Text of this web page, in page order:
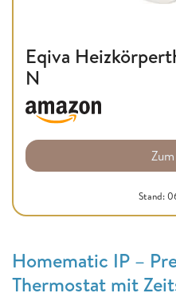
Eqiva
N
Stand:
Homematic IP –
Thermostat mit